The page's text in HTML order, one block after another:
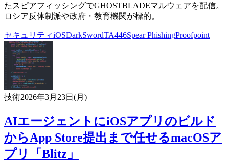
たスピアフィッシングでGHOSTBLADEマルウェアを配信。
ロシア反体制派や政府・教育機関が標的。
セキュリティiOSDarkSwordTA446Spear PhishingProofpoint
技術2026年3月23日(月)
AIエージェントにiOSアプリのビルド
からApp Store提出まで任せるmacOSア
プリ「Blitz」